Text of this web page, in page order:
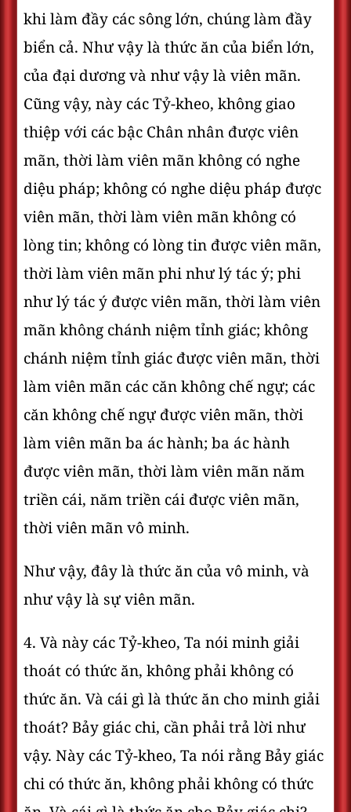
khi làm đầy các sông lớn, chúng làm đầy
biển cả. Như vậy là thức ăn của biển lớn,
của đại dương và như vậy là viên mãn.
Cũng vậy, này các Tỷ-kheo, không giao
thiệp với các bậc Chân nhân được viên
mãn, thời làm viên mãn không có nghe
diệu pháp; không có nghe diệu pháp được
viên mãn, thời làm viên mãn không có
lòng tin; không có lòng tin được viên mãn,
thời làm viên mãn phi như lý tác ý; phi
như lý tác ý được viên mãn, thời làm viên
mãn không chánh niệm tỉnh giác; không
chánh niệm tỉnh giác được viên mãn, thời
làm viên mãn các căn không chế ngự; các
căn không chế ngự được viên mãn, thời
làm viên mãn ba ác hành; ba ác hành
được viên mãn, thời làm viên mãn năm
triền cái, năm triền cái được viên mãn,
thời viên mãn vô minh.
Như vậy, đây là thức ăn của vô minh, và
như vậy là sự viên mãn.
4. Và này các Tỷ-kheo, Ta nói minh giải
thoát có thức ăn, không phải không có
thức ăn. Và cái gì là thức ăn cho minh giải
thoát? Bảy giác chi, cần phải trả lời như
vậy. Này các Tỷ-kheo, Ta nói rằng Bảy giác
chi có thức ăn, không phải không có thức